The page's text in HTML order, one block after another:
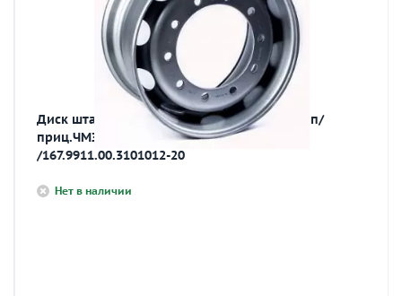
Диск штамп. 11.75х22.5 10х335 D281 ET120 п/
приц.ЧМЗАП, МАЗ, ТОНАР, МТМ, СЗАП
/167.9911.00.3101012-20
Нет в наличии